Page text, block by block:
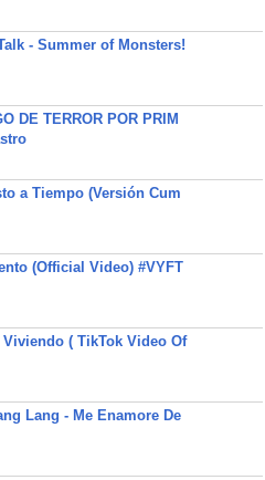
- Summer of Monsters!
DE TERROR POR PRIM
a Tiempo (Versión Cum
(Official Video) #VYFT
( TikTok Video Of
Lang - Me Enamore De